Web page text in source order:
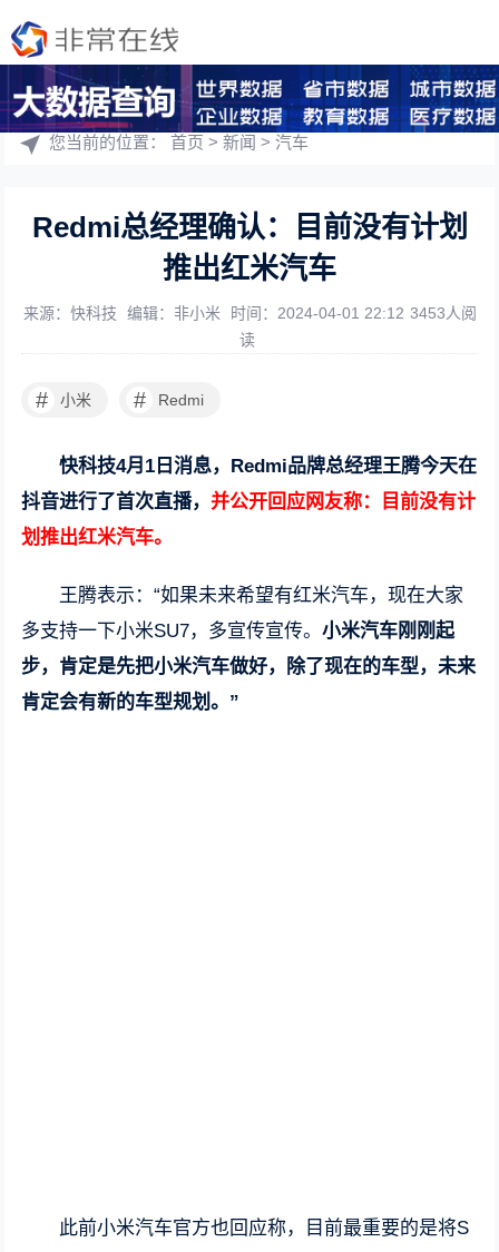
您当前的位置：首页 >新闻 >汽车
Redmi总经理确认：目前没有计划
推出红米汽车
来源：快科技 编辑：非小米 时间：2024-04-01 22:12 3453人阅
读
# 小米 # Redmi
快科技4月1日消息，Redmi品牌总经理王腾今天在
抖音进行了首次直播，并公开回应网友称：目前没有计
划推出红米汽车。
王腾表示：“如果未来希望有红米汽车，现在大家
多支持一下小米SU7，多宣传宣传。小米汽车刚刚起
步，肯定是先把小米汽车做好，除了现在的车型，未来
肯定会有新的车型规划。”
此前小米汽车官方也回应称，目前最重要的是将S